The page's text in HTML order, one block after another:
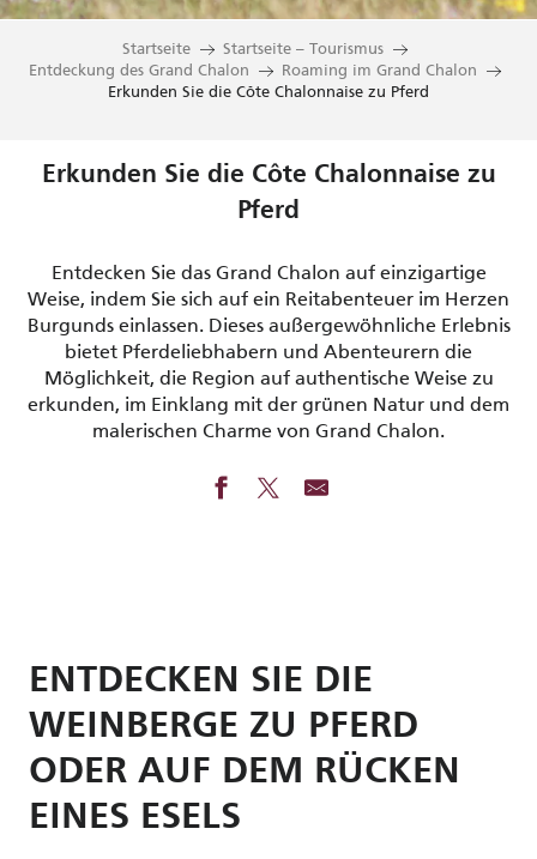
Startseite
Startseite – Tourismus
Entdeckung des Grand Chalon
Roaming im Grand Chalon
Erkunden Sie die Côte Chalonnaise zu Pferd
Erkunden Sie die Côte Chalonnaise zu
Pferd
Entdecken Sie das Grand Chalon auf einzigartige
Weise, indem Sie sich auf ein Reitabenteuer im Herzen
Burgunds einlassen. Dieses außergewöhnliche Erlebnis
bietet Pferdeliebhabern und Abenteurern die
Möglichkeit, die Region auf authentische Weise zu
erkunden, im Einklang mit der grünen Natur und dem
malerischen Charme von Grand Chalon.
ENTDECKEN SIE DIE
WEINBERGE ZU PFERD
ODER AUF DEM RÜCKEN
EINES ESELS